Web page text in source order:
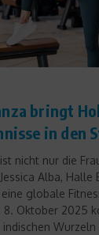
bringt
in den
nicht nur die
Alba, Halle
globale
8. Oktober 2025